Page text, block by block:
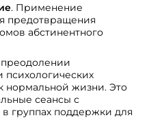
. Применение
предотвращения
абстинентного
нормальной жизни. Это
сеансы с
в группах поддержки для